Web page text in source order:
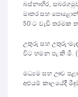
බස්නාහිර,
මාතර සහ
50 ට වැඩි තරමක
උතුරු සහ උතුරු-
විට හමන පැ.කි.මී.
මධ්‍යම සහ ඌව
අළුයම් කාලයේදී